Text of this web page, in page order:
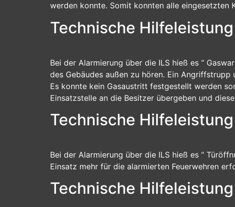
werden konnte. Somit konnten alle eingesetzten
Technische
Bei der Alarmierung über die ILS hieß es “
des Gebäudes außen zu hören. Ein
Es konnte kein Gasaustritt festgestellt werden
Einsatzstelle an die Besitzer übergeben und
Technische
Bei der Alarmierung über die ILS hieß es “
Einsatz mehr für die alarmierten Feuerwehren
Technische